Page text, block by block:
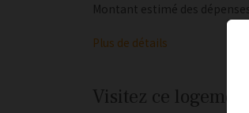
Montant estimé des
Plus de détails
Visitez ce logement